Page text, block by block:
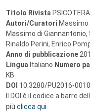
Titolo Rivista
Autori/Curatori Massimo
Massimo di
Rinaldo Perini, Enrico
Anno di pubblicazione
Lingua Italiano Numero
KB
DOI 10.3280/PU2016-
Il DOI è il codice a barre
più clicca qui